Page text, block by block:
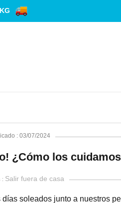
: 03/07/2024
¿Cómo los
: Salir fuera de casa
soleados junto a nuestros